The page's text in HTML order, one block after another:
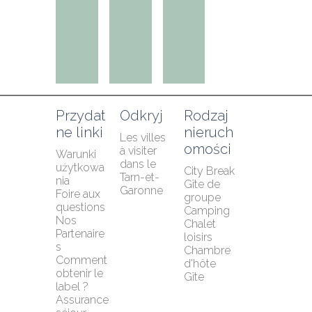
Przydat
ne linki
Warunki
użytkowa
nia
Foire aux
questions
Nos
Partenaire
s
Comment
obtenir le
label ?
Assurance
Odkryj
Les villes
à visiter
dans le
Tarn-et-
Garonne
Rodzaj
nieruch
omości
City Break
Gîte de
groupe
Camping
Chalet
loisirs
Chambre
d'hôte
Gîte